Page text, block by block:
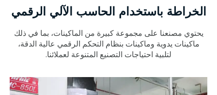
الخراطة باستخدام الحاسب الآلي الرقمي
يحتوي مصنعنا على مجموعة كبيرة من الماكينات، بما في ذلك
ماكينات يدوية وماكينات بنظام التحكم الرقمي عالية الدقة،
لتلبية احتياجات التصنيع المتنوعة لعملائنا.